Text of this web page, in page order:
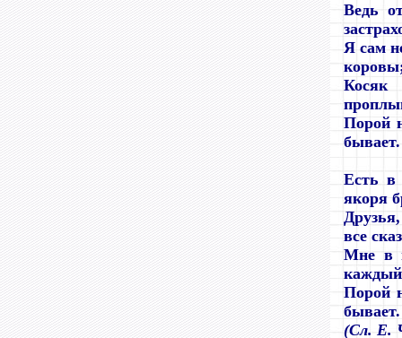
Ведь
Я сам
Косяк
Порой
Есть в
якоря
все
Мне в
каждый
Порой
(Сл. Е.